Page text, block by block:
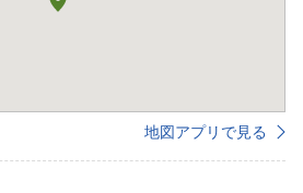
地図アプリで見る